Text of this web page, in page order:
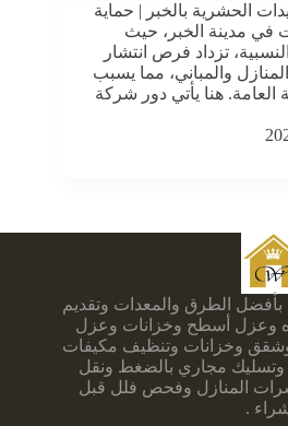
الحشرية بالخبر | حماية
في مدينة الخبر، حيث
تزداد فرص انتشار
والمباني، مما يسبب
العامة. هنا يأتي دور شركة
بأفضل الطرق والمعدات وتقديم
وعزل أسطح وخزانات وعزل
وخزانات وتنظيف مكيفات
مجاري بالضغط ونقل
المنازل وفحص فلل قبل
.